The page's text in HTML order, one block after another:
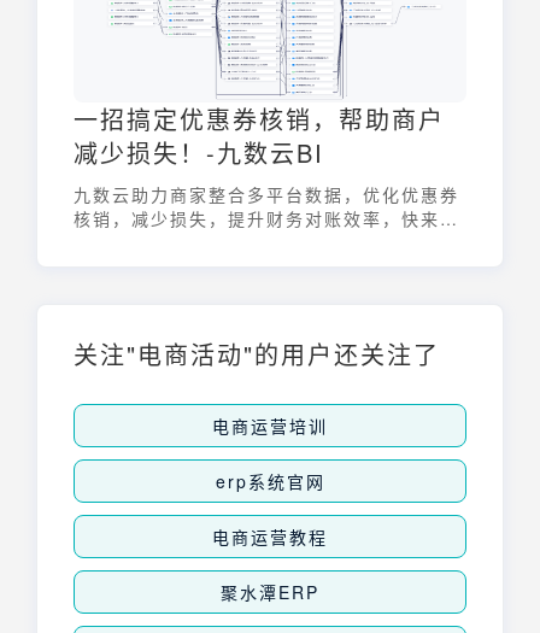
一招搞定优惠券核销，帮助商户
减少损失！-九数云BI
九数云助力商家整合多平台数据，优化优惠券
核销，减少损失，提升财务对账效率，快来了
关注"电商活动"的用户还关注了
电商运营培训
erp系统官网
电商运营教程
聚水潭ERP